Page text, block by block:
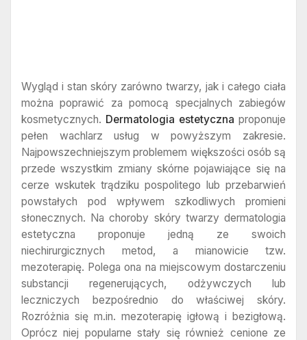
Wygląd i stan skóry zarówno twarzy, jak i całego ciała
można poprawić za pomocą specjalnych zabiegów
kosmetycznych. Dermatologia estetyczna proponuje
pełen wachlarz usług w powyższym zakresie.
Najpowszechniejszym problemem większości osób są
przede wszystkim zmiany skórne pojawiające się na
cerze wskutek trądziku pospolitego lub przebarwień
powstałych pod wpływem szkodliwych promieni
słonecznych. Na choroby skóry twarzy dermatologia
estetyczna proponuje jedną ze swoich
niechirurgicznych metod, a mianowicie tzw.
mezoterapię. Polega ona na miejscowym dostarczeniu
substancji regenerujących, odżywczych lub
leczniczych bezpośrednio do właściwej skóry.
Rozróżnia się m.in. mezoterapię igłową i bezigłową.
Oprócz niej popularne stały się również cenione ze